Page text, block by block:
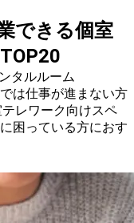
できる個室
タルルーム
は仕事が進まない方
レワーク向けスペ
困っている方におす